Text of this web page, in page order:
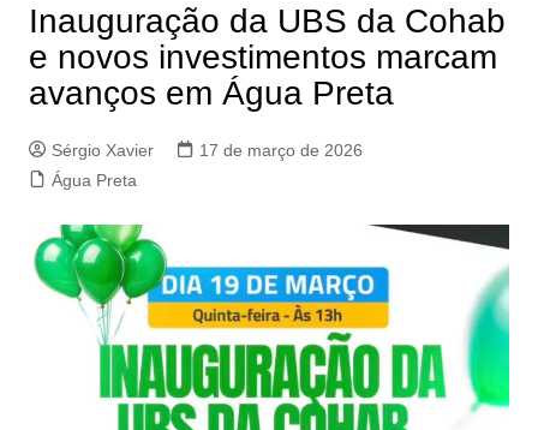
Inauguração da UBS da Cohab
e novos investimentos marcam
avanços em Água Preta
Sérgio Xavier
17 de março de 2026
Água Preta